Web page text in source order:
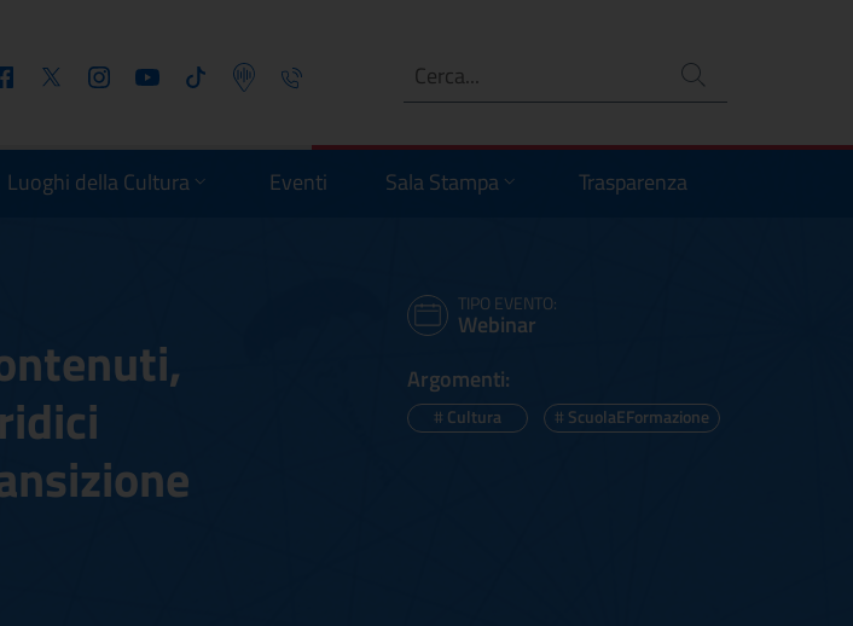
Twitter InstagramYoutube Tiktok Podcast Telefono Ricerca
Luoghi della Cultura Eventi Sala Stampa Trasparenza
TIPO EVENTO:
Webinar
Argomenti:
# Cultura # ScuolaEFormazione